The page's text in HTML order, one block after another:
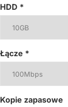
HDD *
Łącze *
Kopie zapasowe